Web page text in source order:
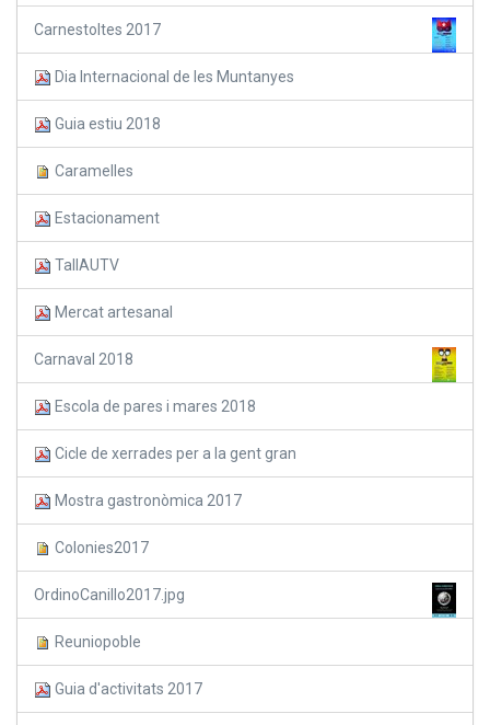
Carnestoltes 2017
Dia Internacional de les Muntanyes
Guia estiu 2018
Caramelles
Estacionament
TallAUTV
Mercat artesanal
Carnaval 2018
Escola de pares i mares 2018
Cicle de xerrades per a la gent gran
Mostra gastronòmica 2017
Colonies2017
OrdinoCanillo2017.jpg
Reuniopoble
Guia d'activitats 2017